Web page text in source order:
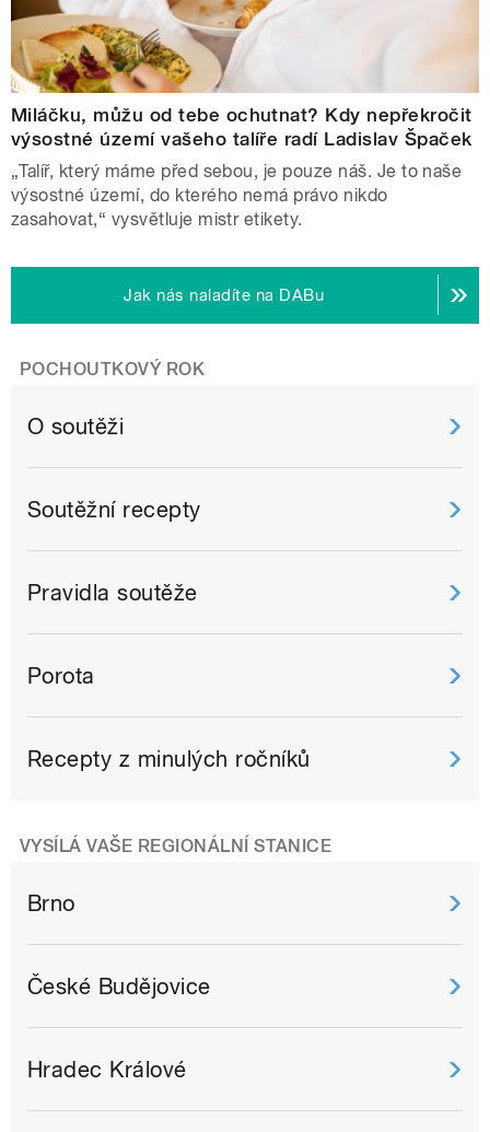
Miláčku, můžu od tebe ochutnat? Kdy nepřekročit
výsostné území vašeho talíře radí Ladislav Špaček
„Talíř, který máme před sebou, je pouze náš. Je to naše
výsostné území, do kterého nemá právo nikdo
zasahovat,“ vysvětluje mistr etikety.
Jak nás naladíte na DABu
POCHOUTKOVÝ ROK
O soutěži
Soutěžní recepty
Pravidla soutěže
Porota
Recepty z minulých ročníků
VYSÍLÁ VAŠE REGIONÁLNÍ STANICE
Brno
České Budějovice
Hradec Králové